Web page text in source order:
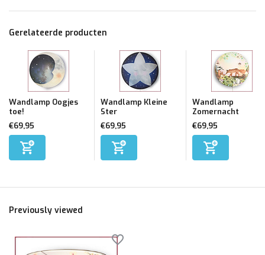
Gerelateerde producten
Wandlamp Oogjes
toe!
€69,95
Wandlamp Kleine
Ster
€69,95
Wandlamp
Zomernacht
€69,95
Previously viewed